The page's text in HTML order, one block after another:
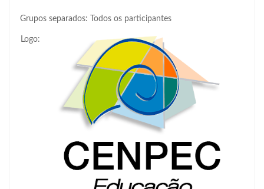
Grupos separados: Todos os participantes
Logo: